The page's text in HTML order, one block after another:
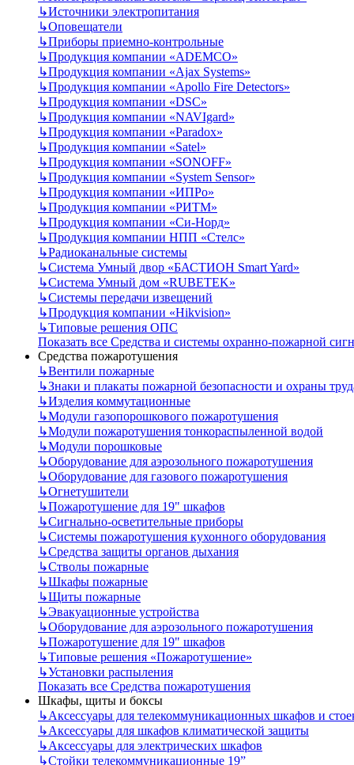
↳Источники электропитания
↳Оповещатели
↳Приборы приемно-контрольные
↳Продукция компании «ADEMCO»
↳Продукция компании «Ajax Systems»
↳Продукция компании «Apollo Fire Detectors»
↳Продукция компании «DSC»
↳Продукция компании «NAVIgard»
↳Продукция компании «Paradox»
↳Продукция компании «Satel»
↳Продукция компании «SONOFF»
↳Продукция компании «System Sensor»
↳Продукция компании «ИПРо»
↳Продукция компании «РИТМ»
↳Продукция компании «Си-Норд»
↳Продукция компании НПП «Стелс»
↳Радиоканальные системы
↳Система Умный двор «БАСТИОН Smart Yard»
↳Система Умный дом «RUBETEK»
↳Системы передачи извещений
↳Продукция компании «Hikvision»
↳Типовые решения ОПС
Показать все Средства и системы охранно-пожарной
Средства пожаротушения
↳Вентили пожарные
↳Знаки и плакаты пожарной безопасности и охраны
↳Изделия коммутационные
↳Модули газопорошкового пожаротушения
↳Модули пожаротушения тонкораспыленной водой
↳Модули порошковые
↳Оборудование для аэрозольного пожаротушения
↳Оборудование для газового пожаротушения
↳Огнетушители
↳Пожаротушение для 19" шкафов
↳Сигнально-осветительные приборы
↳Системы пожаротушения кухонного оборудования
↳Средства защиты органов дыхания
↳Стволы пожарные
↳Шкафы пожарные
↳Щиты пожарные
↳Эвакуационные устройства
↳Оборудование для аэрозольного пожаротушения
↳Пожаротушение для 19" шкафов
↳Типовые решения «Пожаротушение»
↳Установки распыления
Показать все Средства пожаротушения
Шкафы, щиты и боксы
↳Аксессуары для телекоммуникационных шкафов и
↳Аксессуары для шкафов климатической защиты
↳Аксессуары для электрических шкафов
↳Стойки телекоммуникационные 19”